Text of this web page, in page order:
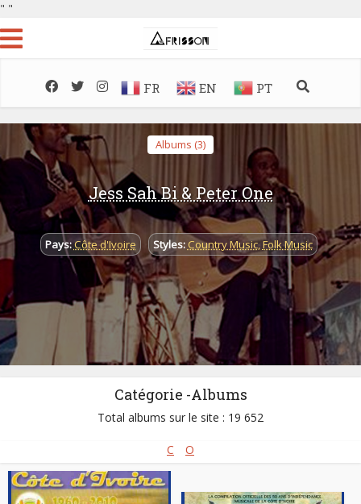
" "
FR EN PT
Albums (3)
Jess Sah Bi & Peter One
Pays:Côte d'Ivoire Styles: Country Music,Folk Music
Catégorie -Albums
Total albums sur le site : 19 652
C O